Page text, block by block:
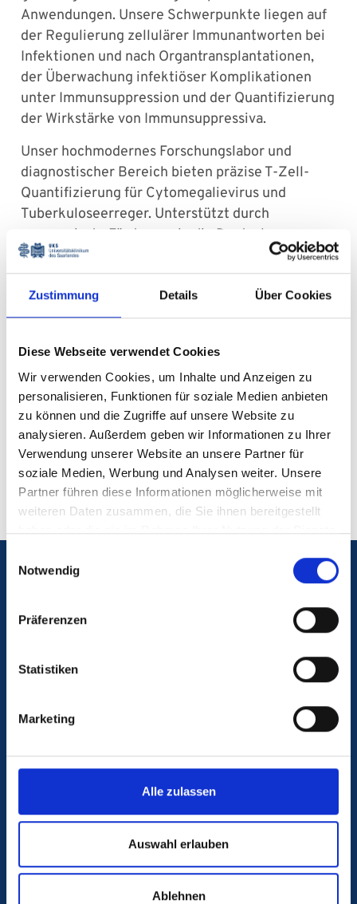
Zustimmung Details Über Cookies
Diese Webseite verwendet Cookies
Wir verwenden Cookies, um Inhalte und Anzeigen zu
personalisieren, Funktionen für soziale Medien anbieten
zu können und die Zugriffe auf unsere Website zu
analysieren. Außerdem geben wir Informationen zu Ihrer
Verwendung unserer Website an unsere Partner für
soziale Medien, Werbung und Analysen weiter. Unsere
Partner führen diese Informationen möglicherweise mit
weiteren Daten zusammen, die Sie ihnen bereitgestellt
haben oder die sie im Rahmen Ihrer Nutzung der Dienste
Notwendig
Präferenzen
Statistiken
Marketing
Alle zulassen
Auswahl erlauben
Ablehnen
Anwendungen. Unsere Schwerpunkte liegen auf
der Regulierung zellulärer Immunantworten bei
Infektionen und nach Organtransplantationen,
der Überwachung infektiöser Komplikationen
unter Immunsuppression und der Quantifizierung
der Wirkstärke von Immunsuppressiva.
Unser hochmodernes Forschungslabor und
diagnostischer Bereich bieten präzise T-Zell-
Quantifizierung für Cytomegalievirus und
Tuberkuloseerreger. Unterstützt durch
renommierte Förderer wie die Deutsche
Forschungsgemeinschaft, die Else-Kröner-
Fresenius Stiftung, die Deutsche José Carreras
Leukämie Stiftung, die Roche Organ Transplant
Research Foundation (ROTRF), die Europäische
Saarlandes, treiben wir die Wissenschaft voran
und verbessern die Patientenergebnisse.
Transplantations- und
Infektionsimmunologie (UdS)
Notfall
Blutspende
Kontakt & Anfahrt
Karriere am UKS
Hinweise geben
Verband der Universitätsklinika Deutschlands